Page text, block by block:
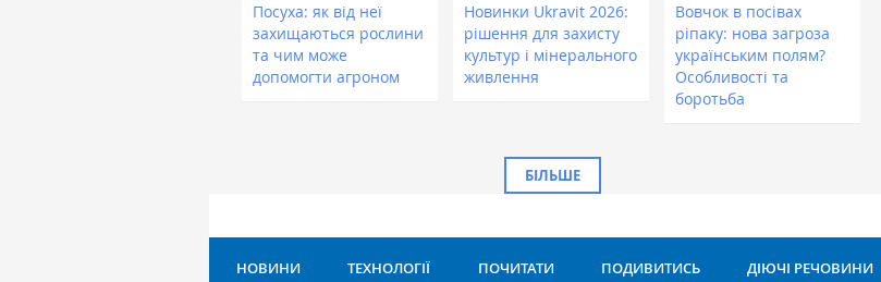
Посуха: як від неї
захищаються рослини
та чим може
допомогти агроном
Новинки Ukravit 2026:
рішення для захисту
культур і мінерального
живлення
Вовчок в посівах
ріпаку: нова загроза
українським полям?
Особливості та
боротьба
БІЛЬШЕ
НОВИНИ ТЕХНОЛОГІЇ ПОЧИТАТИ ПОДИВИТИСЬ ДІЮЧІ РЕЧОВИНИ